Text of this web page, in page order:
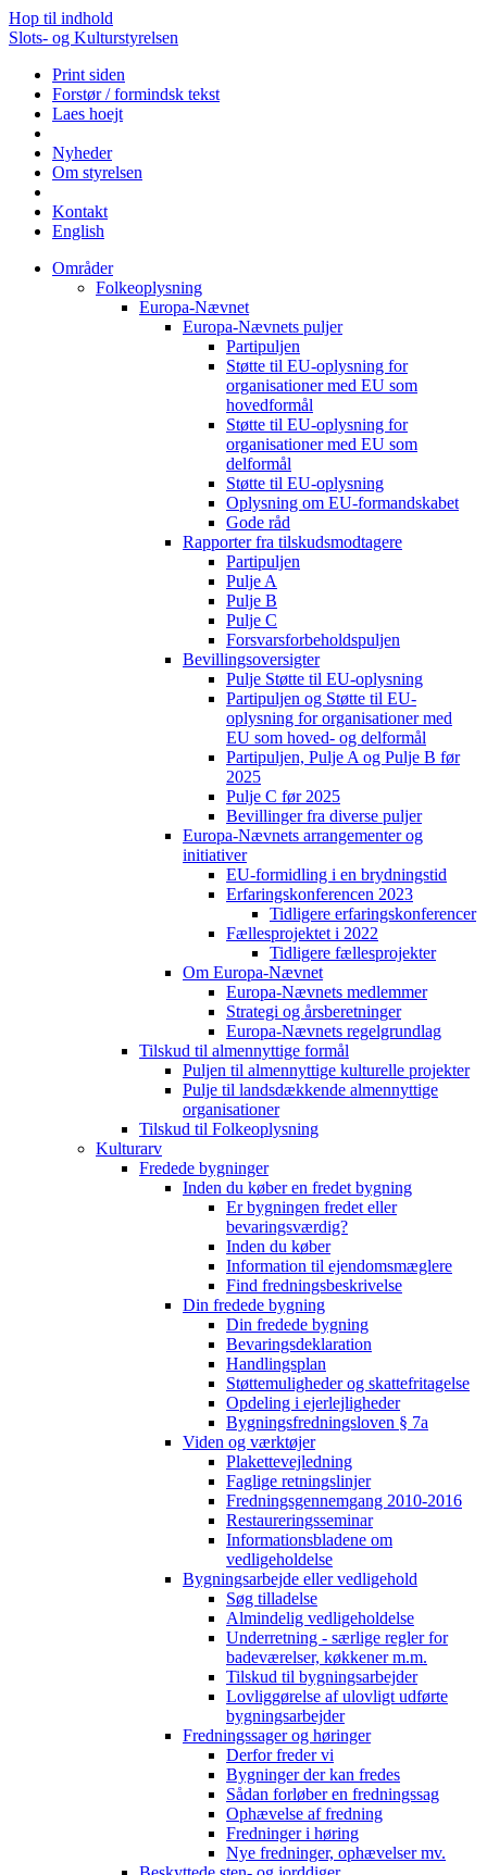
Hop til indhold
Slots- og Kulturstyrelsen
Print siden
Forstør / formindsk tekst
Laes hoejt
Nyheder
Om styrelsen
Kontakt
English
Områder
Folkeoplysning
Europa-Nævnet
Europa-Nævnets puljer
Partipuljen
Støtte til EU-oplysning for
organisationer med EU som
hovedformål
Støtte til EU-oplysning for
organisationer med EU som
delformål
Støtte til EU-oplysning
Oplysning om EU-formandskabet
Gode råd
Rapporter fra tilskudsmodtagere
Partipuljen
Pulje A
Pulje B
Pulje C
Forsvarsforbeholdspuljen
Bevillingsoversigter
Pulje Støtte til EU-oplysning
Partipuljen og Støtte til EU-
oplysning for organisationer med
EU som hoved- og delformål
Partipuljen, Pulje A og Pulje B før
2025
Pulje C før 2025
Bevillinger fra diverse puljer
Europa-Nævnets arrangementer og
initiativer
EU-formidling i en brydningstid
Erfaringskonferencen 2023
Tidligere erfaringskonferencer
Fællesprojektet i 2022
Tidligere fællesprojekter
Om Europa-Nævnet
Europa-Nævnets medlemmer
Strategi og årsberetninger
Europa-Nævnets regelgrundlag
Tilskud til almennyttige formål
Puljen til almennyttige kulturelle projekter
Pulje til landsdækkende almennyttige
organisationer
Tilskud til Folkeoplysning
Kulturarv
Fredede bygninger
Inden du køber en fredet bygning
Er bygningen fredet eller
bevaringsværdig?
Inden du køber
Information til ejendomsmæglere
Find fredningsbeskrivelse
Din fredede bygning
Din fredede bygning
Bevaringsdeklaration
Handlingsplan
Støttemuligheder og skattefritagelse
Opdeling i ejerlejligheder
Bygningsfredningsloven § 7a
Viden og værktøjer
Plakettevejledning
Faglige retningslinjer
Fredningsgennemgang 2010-2016
Restaureringsseminar
Informationsbladene om
vedligeholdelse
Bygningsarbejde eller vedligehold
Søg tilladelse
Almindelig vedligeholdelse
Underretning - særlige regler for
badeværelser, køkkener m.m.
Tilskud til bygningsarbejder
Lovliggørelse af ulovligt udførte
bygningsarbejder
Fredningssager og høringer
Derfor freder vi
Bygninger der kan fredes
Sådan forløber en fredningssag
Ophævelse af fredning
Fredninger i høring
Nye fredninger, ophævelser mv.